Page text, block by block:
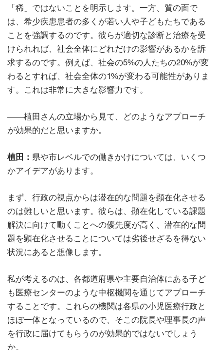
「稀」ではないことを明示します。一方、質の面で
は、希少疾患患者の多くが若い人や子どもたちである
ことを強調するのです。彼らが適切な診断と治療を受
けられれば、社会全体にどれだけの影響があるかを訴
求するのです。例えば、社会の5%の人たちの20%が変
わるとすれば、社会全体の1%が変わる可能性がありま
す。これは非常に大きな影響力です。
――植田さんの立場から見て、どのようなアプローチ
が効果的だと思いますか。
植田： 県や市レベルでの働きかけについては、いくつ
かアイデアがあります。
まず、行政の視点からは潜在的な問題を顕在化させる
のは難しいと思います。彼らは、顕在化している課題
解決に向けて動くことへの優先度が高く、潜在的な問
題を顕在化させることについては劣後せざるを得ない
状況にあると想像します。
私が考えるのは、各都道府県や主要自治体にある子ど
も医療センターのような中枢機関を通じてアプローチ
することです。これらの機関は各県の小児医療行政と
ほぼ一体となっているので、そこの院長や理事長の声
を行政に届けてもらうのが効果的ではないでしょう
か。